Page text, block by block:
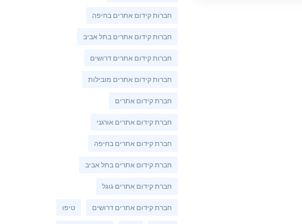
חברות קידום אתרים בחיפה
חברות קידום אתרים בתל אביב
חברות קידום אתרים דרושים
חברות קידום אתרים מובילות
חברת קידום אתרים
חברת קידום אתרים אורגני
חברת קידום אתרים בחיפה
חברת קידום אתרים בתל אביב
חברת קידום אתרים גוגל
חברת קידום אתרים דרושים טיפו